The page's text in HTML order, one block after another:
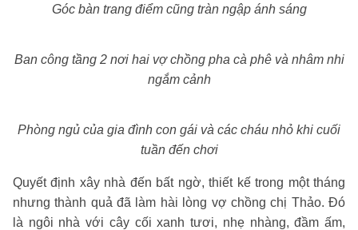
Góc bàn trang điểm cũng tràn ngập ánh sáng
Ban công tầng 2 nơi hai vợ chồng pha cà phê và nhâm nhi
ngắm cảnh
Phòng ngủ của gia đình con gái và các cháu nhỏ khi cuối
tuần đến chơi
Quyết định xây nhà đến bất ngờ, thiết kế trong một tháng
nhưng thành quả đã làm hài lòng vợ chồng chị Thảo. Đó
là ngôi nhà với cây cối xanh tươi, nhẹ nhàng, đầm ấm,